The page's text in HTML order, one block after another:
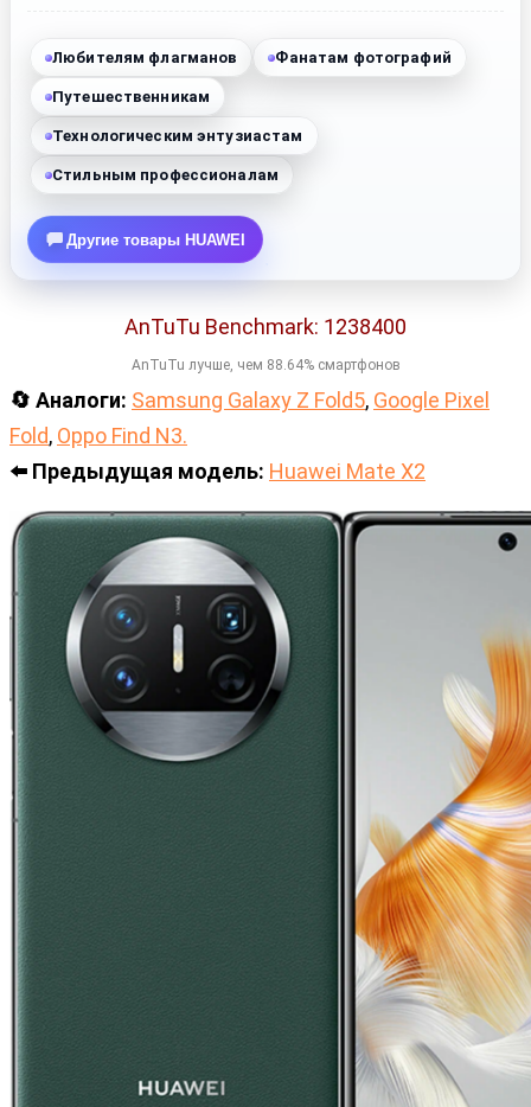
Другие товары HUAWEI
Любителям флагманов Фанатам фотографий
Путешественникам
Технологическим энтузиастам
Стильным профессионалам
AnTuTu Benchmark: 1238400
AnTuTu лучше, чем 88.64% смартфонов
🔄 Аналоги: Samsung Galaxy Z Fold5, Google Pixel
Fold, Oppo Find N3.
⬅️ Предыдущая модель: Huawei Mate X2